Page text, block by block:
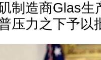
制造商Glas生
压力之下予以